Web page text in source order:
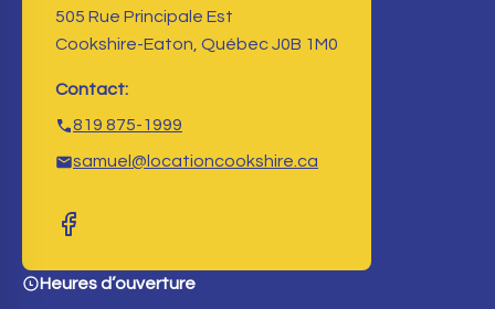
505 Rue Principale Est
Cookshire-Eaton, Québec J0B 1M0
Contact:
819 875-1999
samuel@locationcookshire.ca
Heures d’ouverture